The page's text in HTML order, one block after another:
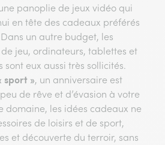
panoplie de jeux vidéo qui
en tête des cadeaux préférés
un autre budget, les
jeu, ordinateurs, tablettes et
eux aussi très sollicités.
sport », un anniversaire est
de rêve et d’évasion à votre
domaine, les idées cadeaux ne
de loisirs et de sport,
et découverte du terroir, sans